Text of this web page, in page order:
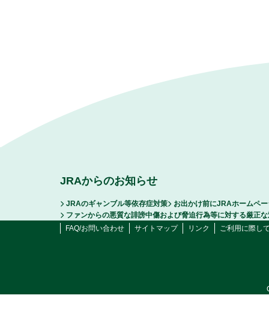
JRAからのお知らせ
JRAのギャンブル等依存症対策
お出かけ前にJRAホームペ
ファンからの悪質な誹謗中傷および脅迫行為等に対する厳正
FAQ/お問い合わせ
サイトマップ リンク ご利用に際し